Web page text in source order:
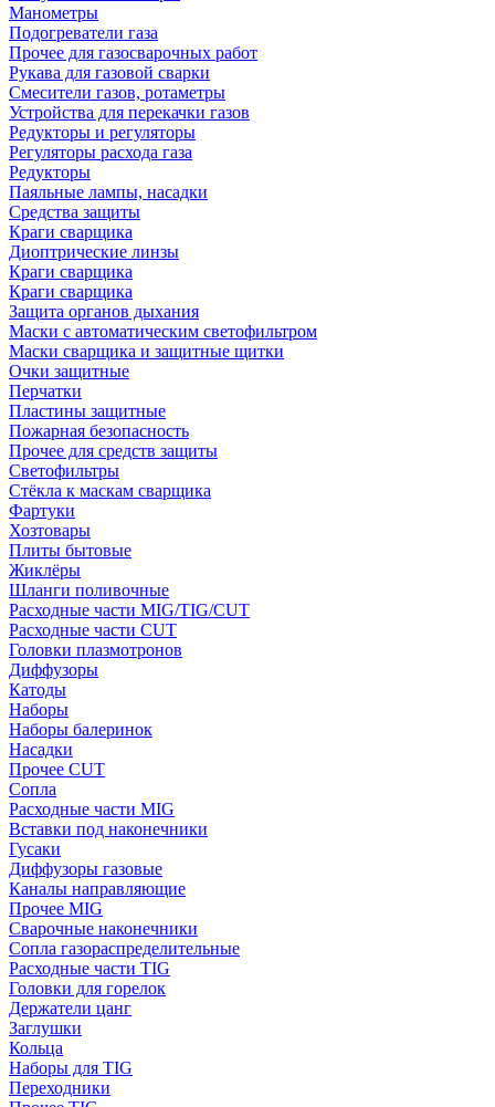
Манометры
Подогреватели газа
Прочее для газосварочных работ
Рукава для газовой сварки
Смесители газов, ротаметры
Устройства для перекачки газов
Редукторы и регуляторы
Регуляторы расхода газа
Редукторы
Паяльные лампы, насадки
Средства защиты
Краги сварщика
Диоптрические линзы
Краги сварщика
Краги сварщика
Защита органов дыхания
Маски с автоматическим светофильтром
Маски сварщика и защитные щитки
Очки защитные
Перчатки
Пластины защитные
Пожарная безопасность
Прочее для средств защиты
Светофильтры
Стёкла к маскам сварщика
Фартуки
Хозтовары
Плиты бытовые
Жиклёры
Шланги поливочные
Расходные части MIG/TIG/CUT
Расходные части CUT
Головки плазмотронов
Диффузоры
Катоды
Наборы
Наборы балеринок
Насадки
Прочее CUT
Сопла
Расходные части MIG
Вставки под наконечники
Гусаки
Диффузоры газовые
Каналы направляющие
Прочее MIG
Сварочные наконечники
Сопла газораспределительные
Расходные части TIG
Головки для горелок
Держатели цанг
Заглушки
Кольца
Наборы для TIG
Переходники